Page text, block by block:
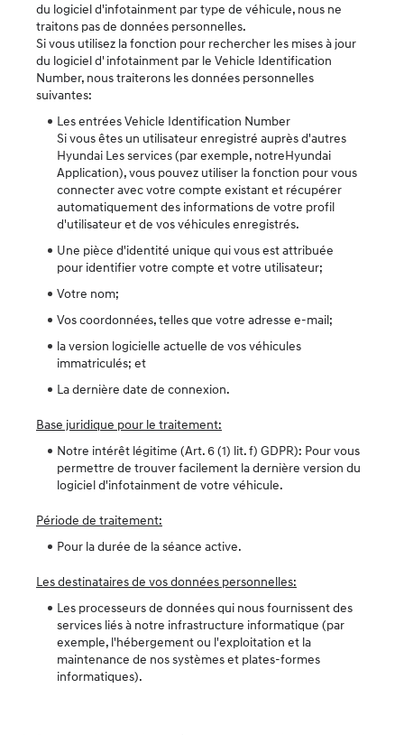
du logiciel d'infotainment par type de véhicule, nous ne
traitons pas de données personnelles.
Si vous utilisez la fonction pour rechercher les mises à jour
du logiciel d' infotainment par le Vehicle Identification
Number, nous traiterons les données personnelles
suivantes:
Les entrées Vehicle Identification Number
Si vous êtes un utilisateur enregistré auprès d'autres
Hyundai Les services (par exemple, notreHyundai
Application), vous pouvez utiliser la fonction pour vous
connecter avec votre compte existant et récupérer
automatiquement des informations de votre profil
d'utilisateur et de vos véhicules enregistrés.
Une pièce d'identité unique qui vous est attribuée
pour identifier votre compte et votre utilisateur;
Votre nom;
Vos coordonnées, telles que votre adresse e-mail;
la version logicielle actuelle de vos véhicules
immatriculés; et
La dernière date de connexion.
Base juridique pour le traitement:
Notre intérêt légitime (Art. 6 (1) lit. f) GDPR): Pour vous
permettre de trouver facilement la dernière version du
logiciel d'infotainment de votre véhicule.
Période de traitement:
Pour la durée de la séance active.
Les destinataires de vos données personnelles:
Les processeurs de données qui nous fournissent des
services liés à notre infrastructure informatique (par
exemple, l'hébergement ou l'exploitation et la
maintenance de nos systèmes et plates-formes
informatiques).